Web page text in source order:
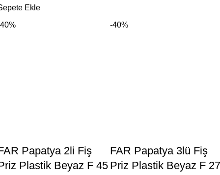
Ekle
Papatya 2li Fiş
Plastik Beyaz F 45
-40%
FAR Papatya 3lü Fiş
Priz Plastik Beyaz F 27